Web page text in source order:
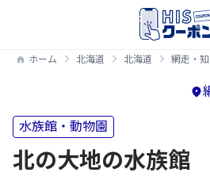
ホーム 北海道 北海道 網走・
水族館・動物園
北の大地の水族館